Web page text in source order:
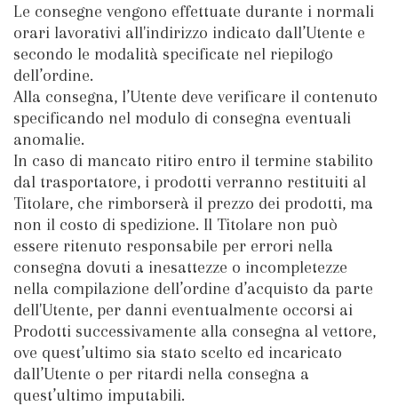
Le consegne vengono effettuate durante i normali
orari lavorativi all'indirizzo indicato dall’Utente e
secondo le modalità specificate nel riepilogo
dell’ordine.
Alla consegna, l’Utente deve verificare il contenuto
specificando nel modulo di consegna eventuali
anomalie.
In caso di mancato ritiro entro il termine stabilito
dal trasportatore, i prodotti verranno restituiti al
Titolare, che rimborserà il prezzo dei prodotti, ma
non il costo di spedizione. Il Titolare non può
essere ritenuto responsabile per errori nella
consegna dovuti a inesattezze o incompletezze
nella compilazione dell’ordine d’acquisto da parte
dell'Utente, per danni eventualmente occorsi ai
Prodotti successivamente alla consegna al vettore,
ove quest’ultimo sia stato scelto ed incaricato
dall’Utente o per ritardi nella consegna a
quest’ultimo imputabili.